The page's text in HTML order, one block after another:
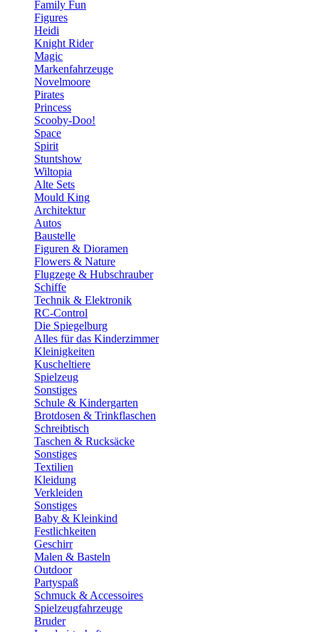
Family Fun
Figures
Heidi
Knight Rider
Magic
Markenfahrzeuge
Novelmoore
Pirates
Princess
Scooby-Doo!
Space
Spirit
Stuntshow
Wiltopia
Alte Sets
Mould King
Architektur
Autos
Baustelle
Figuren & Dioramen
Flowers & Nature
Flugzege & Hubschrauber
Schiffe
Technik & Elektronik
RC-Control
Die Spiegelburg
Alles für das Kinderzimmer
Kleinigkeiten
Kuscheltiere
Spielzeug
Sonstiges
Schule & Kindergarten
Brotdosen & Trinkflaschen
Schreibtisch
Taschen & Rucksäcke
Sonstiges
Textilien
Kleidung
Verkleiden
Sonstiges
Baby & Kleinkind
Festlichkeiten
Geschirr
Malen & Basteln
Outdoor
Partyspaß
Schmuck & Accessoires
Spielzeugfahrzeuge
Bruder